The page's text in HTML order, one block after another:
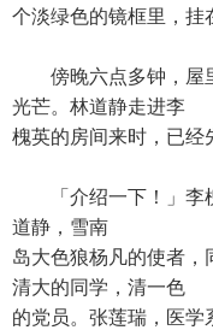
个淡绿色的镜框里，挂
傍晚六点多钟，屋
光芒。林道静走进李
槐英的房间来时，已经
「介绍一下！」李
道静，雪南
岛大色狼杨凡的使者，
清大的同学，清一色
的党员。张莲瑞，医